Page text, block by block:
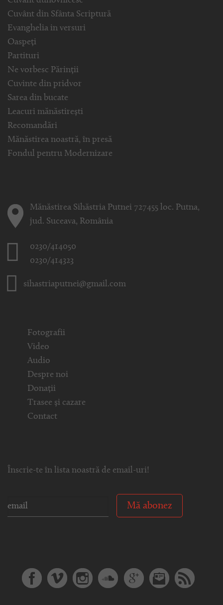
Cuvânt din Sfânta Scriptură
Evanghelia in versuri
Oaspeți
Partituri
Ne vorbesc Părinții
Cuvinte din pridvor
Sarea din bucate
Leacuri mănăstirești
Recomandări
Mănăstirea noastră, în presă
Fondul pentru Modernizare
Mănăstirea Sihăstria Putnei 727455 loc. Putna,
jud. Suceava, România
0230/414050
0230/414323
sihastriaputnei@gmail.com
Fotografii
Video
Audio
Despre noi
Donații
Trasee și cazare
Contact
Înscrie-te în lista noastră de email-uri!
Mă abonez